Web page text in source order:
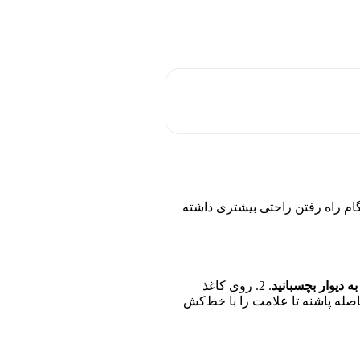
راه رفتن راحتی بیشتری داشته
دیوار بچسبانید
. 2. روی کاغذ
بزنید. 3. فاصله پاشنه تا علامت را با خط‌کش